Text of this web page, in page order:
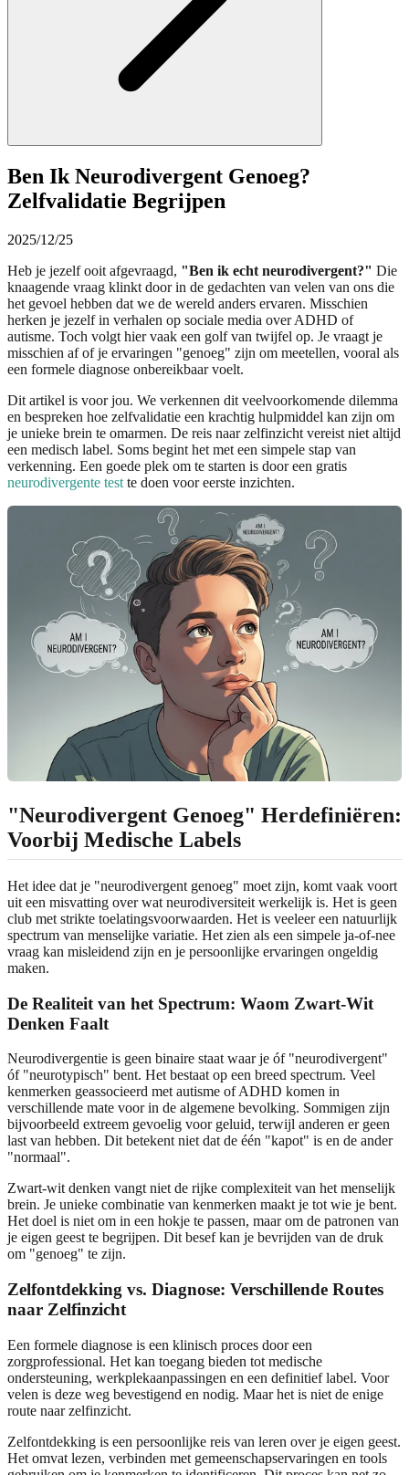
Ben Ik Neurodivergent Genoeg?
Zelfvalidatie Begrijpen
2025/12/25
Heb je jezelf ooit afgevraagd, "Ben ik echt neurodivergent?" Die
knaagende vraag klinkt door in de gedachten van velen van ons die
het gevoel hebben dat we de wereld anders ervaren. Misschien
herken je jezelf in verhalen op sociale media over ADHD of
autisme. Toch volgt hier vaak een golf van twijfel op. Je vraagt je
misschien af of je ervaringen "genoeg" zijn om meetellen, vooral als
een formele diagnose onbereikbaar voelt.
Dit artikel is voor jou. We verkennen dit veelvoorkomende dilemma
en bespreken hoe zelfvalidatie een krachtig hulpmiddel kan zijn om
je unieke brein te omarmen. De reis naar zelfinzicht vereist niet altijd
een medisch label. Soms begint het met een simpele stap van
verkenning. Een goede plek om te starten is door een gratis
neurodivergente test te doen voor eerste inzichten.
"Neurodivergent Genoeg" Herdefiniëren:
Voorbij Medische Labels
Het idee dat je "neurodivergent genoeg" moet zijn, komt vaak voort
uit een misvatting over wat neurodiversiteit werkelijk is. Het is geen
club met strikte toelatingsvoorwaarden. Het is veeleer een natuurlijk
spectrum van menselijke variatie. Het zien als een simpele ja-of-nee
vraag kan misleidend zijn en je persoonlijke ervaringen ongeldig
maken.
De Realiteit van het Spectrum: Waom Zwart-Wit
Denken Faalt
Neurodivergentie is geen binaire staat waar je óf "neurodivergent"
óf "neurotypisch" bent. Het bestaat op een breed spectrum. Veel
kenmerken geassocieerd met autisme of ADHD komen in
verschillende mate voor in de algemene bevolking. Sommigen zijn
bijvoorbeeld extreem gevoelig voor geluid, terwijl anderen er geen
last van hebben. Dit betekent niet dat de één "kapot" is en de ander
"normaal".
Zwart-wit denken vangt niet de rijke complexiteit van het menselijk
brein. Je unieke combinatie van kenmerken maakt je tot wie je bent.
Het doel is niet om in een hokje te passen, maar om de patronen van
je eigen geest te begrijpen. Dit besef kan je bevrijden van de druk
om "genoeg" te zijn.
Zelfontdekking vs. Diagnose: Verschillende Routes
naar Zelfinzicht
Een formele diagnose is een klinisch proces door een
zorgprofessional. Het kan toegang bieden tot medische
ondersteuning, werkplekaanpassingen en een definitief label. Voor
velen is deze weg bevestigend en nodig. Maar het is niet de enige
route naar zelfinzicht.
Zelfontdekking is een persoonlijke reis van leren over je eigen geest.
Het omvat lezen, verbinden met gemeenschapservaringen en tools